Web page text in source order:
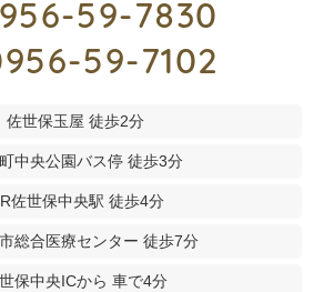
59-7830
59-7102
佐世保玉屋 徒歩2分
中央公園バス停 徒歩3分
佐世保中央駅 徒歩4分
総合医療センター 徒歩7分
保中央ICから 車で4分